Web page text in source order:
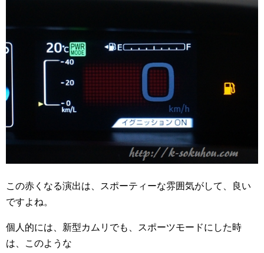
この赤くなる演出は、スポーティーな雰囲気がして、良い
ですよね。
個人的には、新型カムリでも、スポーツモードにした時
は、このような